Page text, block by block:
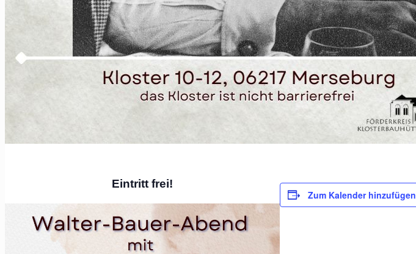
Eintritt frei!
Zum Kalender hinzufügen